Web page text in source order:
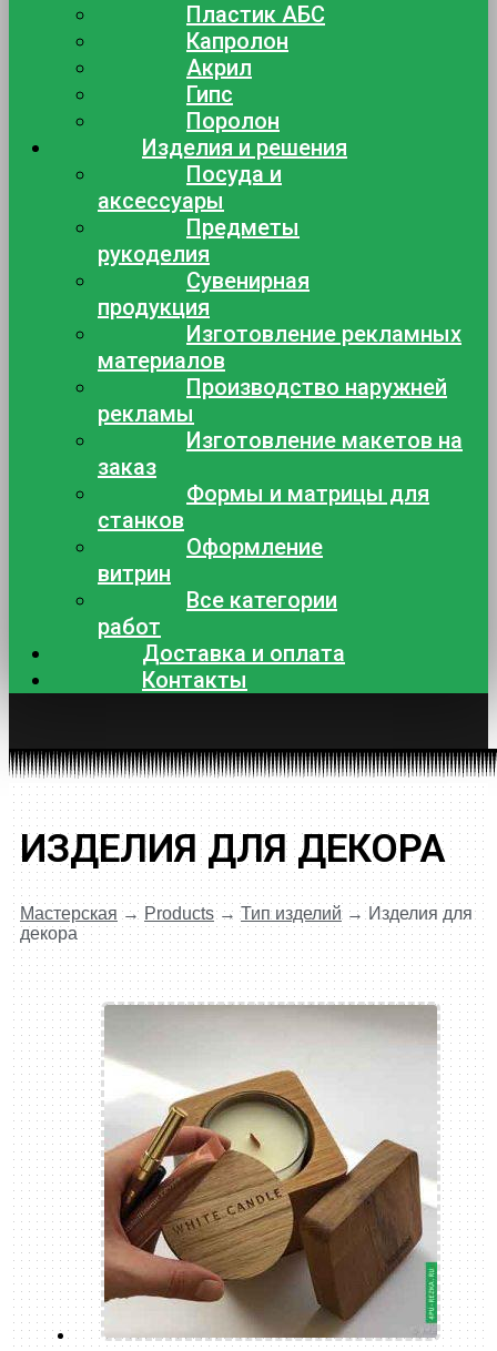
Пластик АБС
Капролон
Акрил
Гипс
Поролон
Изделия и решения
Посуда и
аксессуары
Предметы
рукоделия
Сувенирная
продукция
Изготовление рекламных
материалов
Производство наружней
рекламы
Изготовление макетов на
заказ
Формы и матрицы для
станков
Оформление
витрин
Все категории
работ
Доставка и оплата
Контакты
ИЗДЕЛИЯ ДЛЯ ДЕКОРА
Мастерская → Products→Тип изделий→ Изделия для
декора